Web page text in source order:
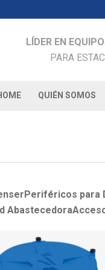
LÍDER EN
PARA
QUIÉN SOMOS
Periféricos para
Abastecedora